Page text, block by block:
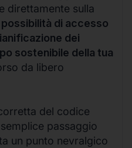
direttamente sulla
di accesso
dei
sostenibile della tua
da libero
del codice
passaggio
un punto nevralgico